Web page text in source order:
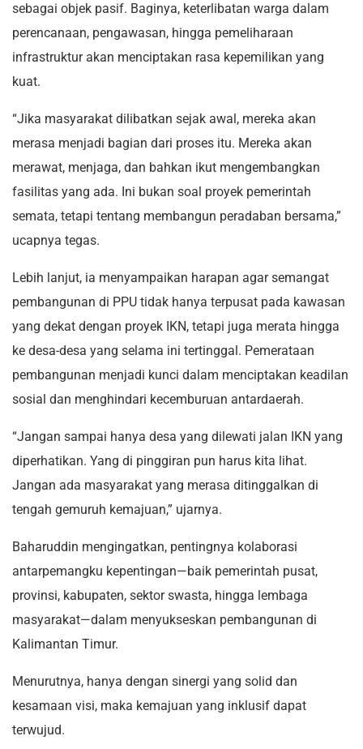
sebagai objek pasif. Baginya, keterlibatan warga dalam
perencanaan, pengawasan, hingga pemeliharaan
infrastruktur akan menciptakan rasa kepemilikan yang
kuat.
“Jika masyarakat dilibatkan sejak awal, mereka akan
merasa menjadi bagian dari proses itu. Mereka akan
merawat, menjaga, dan bahkan ikut mengembangkan
fasilitas yang ada. Ini bukan soal proyek pemerintah
semata, tetapi tentang membangun peradaban bersama,”
ucapnya tegas.
Lebih lanjut, ia menyampaikan harapan agar semangat
pembangunan di PPU tidak hanya terpusat pada kawasan
yang dekat dengan proyek IKN, tetapi juga merata hingga
ke desa-desa yang selama ini tertinggal. Pemerataan
pembangunan menjadi kunci dalam menciptakan keadilan
sosial dan menghindari kecemburuan antardaerah.
“Jangan sampai hanya desa yang dilewati jalan IKN yang
diperhatikan. Yang di pinggiran pun harus kita lihat.
Jangan ada masyarakat yang merasa ditinggalkan di
tengah gemuruh kemajuan,” ujarnya.
Baharuddin mengingatkan, pentingnya kolaborasi
antarpemangku kepentingan—baik pemerintah pusat,
provinsi, kabupaten, sektor swasta, hingga lembaga
masyarakat—dalam menyukseskan pembangunan di
Kalimantan Timur.
Menurutnya, hanya dengan sinergi yang solid dan
kesamaan visi, maka kemajuan yang inklusif dapat
terwujud.